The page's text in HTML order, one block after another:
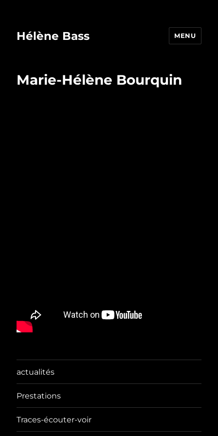
Hélène Bass MENU
Marie-Hélène Bourquin
actualités
Prestations
Traces-écouter-voir